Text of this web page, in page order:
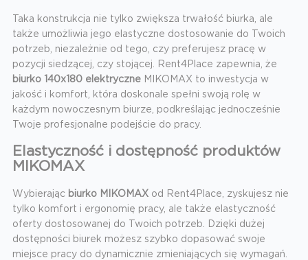
Taka konstrukcja nie tylko zwiększa trwałość biurka, ale
także umożliwia jego elastyczne dostosowanie do Twoich
potrzeb, niezależnie od tego, czy preferujesz pracę w
pozycji siedzącej, czy stojącej. Rent4Place zapewnia, że
biurko 140x180 elektryczneMIKOMAX to inwestycja w
jakość i komfort, która doskonale spełni swoją rolę w
każdym nowoczesnym biurze, podkreślając jednocześnie
Twoje profesjonalne podejście do pracy.
Elastyczność i dostępność produktów
MIKOMAX
Wybierając biurko MIKOMAX od Rent4Place, zyskujesz nie
tylko komfort i ergonomię pracy, ale także elastyczność
oferty dostosowanej do Twoich potrzeb. Dzięki dużej
dostępności biurek możesz szybko dopasować swoje
miejsce pracy do dynamicznie zmieniających się wymagań.